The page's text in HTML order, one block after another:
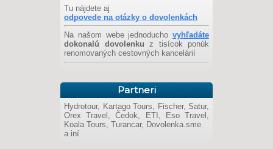
Tu nájdete aj
odpovede na otázky o dovolenkách
Na našom webe jednoducho vyhľadáte
dokonalú dovolenku z tisícok ponúk
renomovaných cestovných kancelárií
Partneri
Hydrotour, Kartago Tours, Fischer, Satur,
Orex Travel, Čedok, ETI, Eso Travel,
Koala Tours, Turancar, Dovolenka.sme
a iní